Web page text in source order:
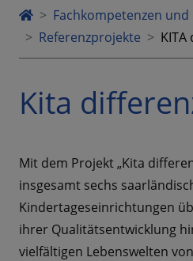
Fachkompetenzen und
Referenzprojekte
Kita
Mit dem Projekt „Kita
insgesamt sechs
Kindertageseinrichtungen
ihrer Qualitätsentwicklung
vielfältigen Lebenswelten